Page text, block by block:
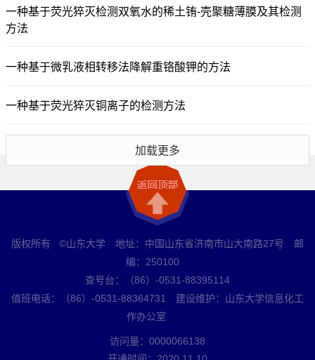
一种基于荧光猝灭检测双氧水的稀土铕-壳聚糖薄膜及其检测
方法
一种基于微乳液相转移法降解重铬酸钾的方法
一种基于荧光猝灭铜离子的检测方法
加载更多
版权所有 ©山东大学 地址：中国山东省济南市山大南路27号 邮
编：250100
查号台：（86）-0531-88395114
值班电话：（86）-0531-88364731 建设维护：山东大学信息化工
作办公室
访问量： 0000066138